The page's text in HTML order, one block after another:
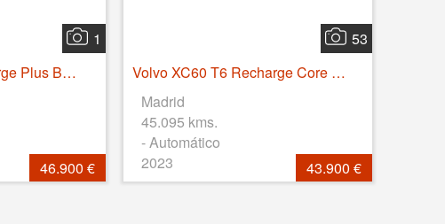
1
Volvo S60 T8 Recharge Plus Bright Auto 335 kW (455 CV)
46.900 €
53
Volvo XC60 T6 Recharge Core AWD Auto 257 kW (350 CV)
Madrid
45.095 kms.
- Automático
2023
43.900 €